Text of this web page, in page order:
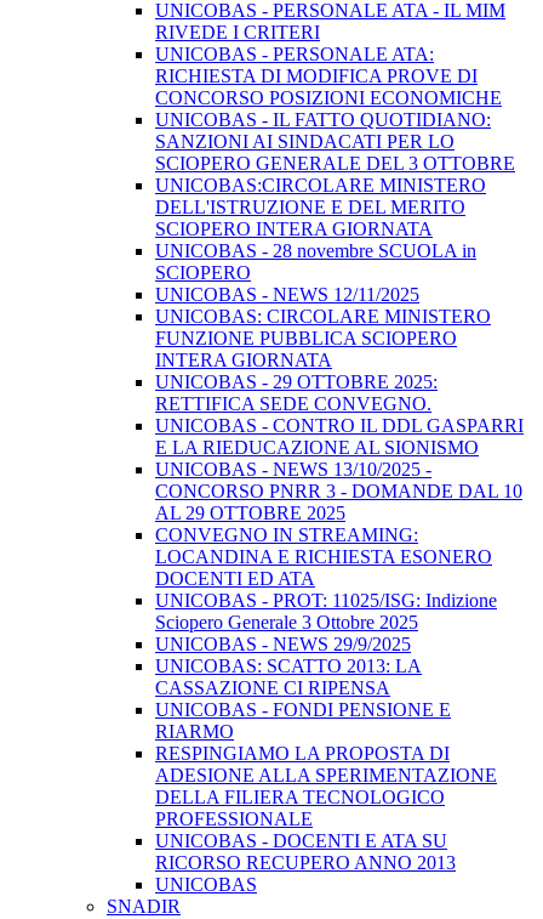
UNICOBAS - PERSONALE ATA - IL MIM
RIVEDE I CRITERI
UNICOBAS - PERSONALE ATA:
RICHIESTA DI MODIFICA PROVE DI
CONCORSO POSIZIONI ECONOMICHE
UNICOBAS - IL FATTO QUOTIDIANO:
SANZIONI AI SINDACATI PER LO
SCIOPERO GENERALE DEL 3 OTTOBRE
UNICOBAS:CIRCOLARE MINISTERO
DELL'ISTRUZIONE E DEL MERITO
SCIOPERO INTERA GIORNATA
UNICOBAS - 28 novembre SCUOLA in
SCIOPERO
UNICOBAS - NEWS 12/11/2025
UNICOBAS: CIRCOLARE MINISTERO
FUNZIONE PUBBLICA SCIOPERO
INTERA GIORNATA
UNICOBAS - 29 OTTOBRE 2025:
RETTIFICA SEDE CONVEGNO.
UNICOBAS - CONTRO IL DDL GASPARRI
E LA RIEDUCAZIONE AL SIONISMO
UNICOBAS - NEWS 13/10/2025 -
CONCORSO PNRR 3 - DOMANDE DAL 10
AL 29 OTTOBRE 2025
CONVEGNO IN STREAMING:
LOCANDINA E RICHIESTA ESONERO
DOCENTI ED ATA
UNICOBAS - PROT: 11025/ISG: Indizione
Sciopero Generale 3 Ottobre 2025
UNICOBAS - NEWS 29/9/2025
UNICOBAS: SCATTO 2013: LA
CASSAZIONE CI RIPENSA
UNICOBAS - FONDI PENSIONE E
RIARMO
RESPINGIAMO LA PROPOSTA DI
ADESIONE ALLA SPERIMENTAZIONE
DELLA FILIERA TECNOLOGICO
PROFESSIONALE
UNICOBAS - DOCENTI E ATA SU
RICORSO RECUPERO ANNO 2013
UNICOBAS
SNADIR